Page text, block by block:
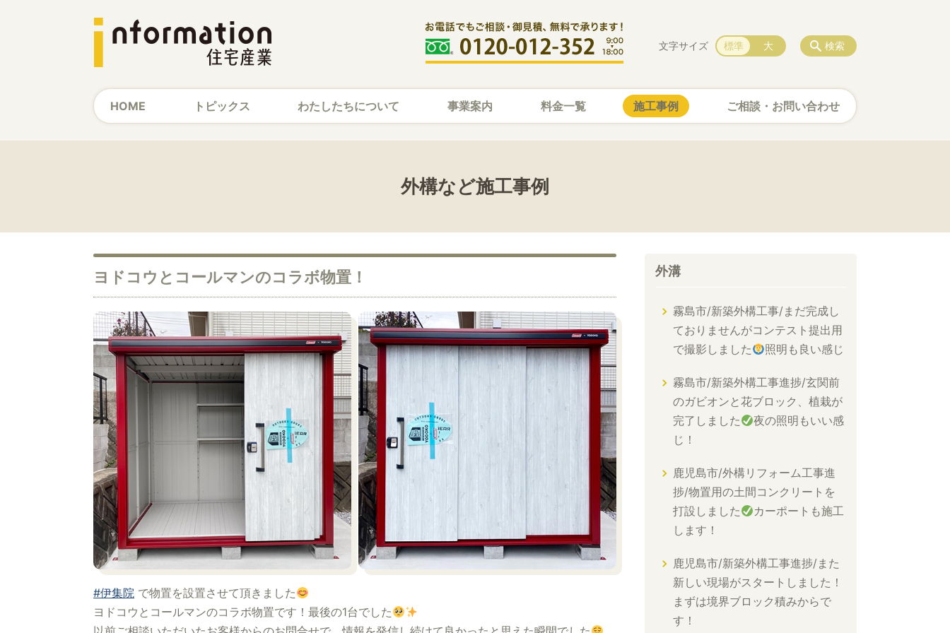
HOME トピックス わたしたちについて 事業案内 料金一覧 施工事例 ご相談・お問い合わせ
検索
文字サイズ 標準 大
外構など施工事例
ヨドコウとコールマンのコラボ物置！
#伊集院 で物置を設置させて頂きました
ヨドコウとコールマンのコラボ物置です！最後の1台でした
外溝
霧島市/新築外構工事/まだ完成し
ておりませんがコンテスト提出用
で撮影しました
照明も良い感じ
霧島市/新築外構工事進捗/玄関前
のガビオンと花ブロック、植栽が
完了しました
夜の照明もいい感
じ！
鹿児島市/外構リフォーム工事進
捗/物置用の土間コンクリートを
打設しました
カーポートも施工
します！
鹿児島市/新築外構工事進捗/また
新しい現場がスタートしました！
まずは境界ブロック積みからで
す！